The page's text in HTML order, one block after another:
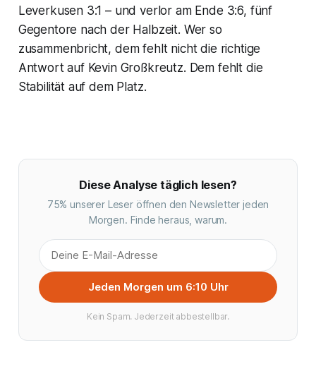
Leverkusen 3:1 – und verlor am Ende 3:6, fünf
Gegentore nach der Halbzeit. Wer so
zusammenbricht, dem fehlt nicht die richtige
Antwort auf Kevin Großkreutz. Dem fehlt die
Stabilität auf dem Platz.
Diese Analyse täglich lesen?
75% unserer Leser öffnen den Newsletter jeden
Morgen. Finde heraus, warum.
Jeden Morgen um 6:10 Uhr
Kein Spam. Jederzeit abbestellbar.